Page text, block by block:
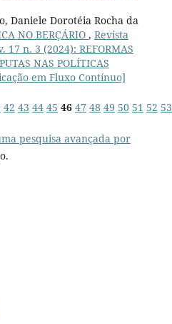
Daniele Dorotéia Rocha da
NO BERÇÁRIO , Revista
n. 3 (2024): REFORMAS
NAS POLÍTICAS
em Fluxo Contínuo]
42 43 44 45 46 47 48 49 50 51 52 53
pesquisa avançada por